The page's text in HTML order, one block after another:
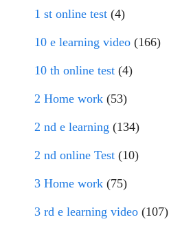
1 st online test (4)
10 e learning video (166)
10 th online test (4)
2 Home work (53)
2 nd e learning (134)
2 nd online Test (10)
3 Home work (75)
3 rd e learning video (107)